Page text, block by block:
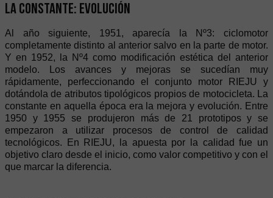
La constante: evolución
Al año siguiente, 1951, aparecía la Nº3: ciclomotor
completamente distinto al anterior salvo en la parte de motor.
Y en 1952, la Nº4 como modificación estética del anterior
modelo. Los avances y mejoras se sucedían muy
rápidamente, perfeccionando el conjunto motor RIEJU y
dotándola de atributos tipológicos propios de motocicleta. La
constante en aquella época era la mejora y evolución. Entre
1950 y 1955 se produjeron más de 21 prototipos y se
empezaron a utilizar procesos de control de calidad
tecnológicos. En RIEJU, la apuesta por la calidad fue un
objetivo claro desde el inicio, como valor competitivo y con el
que marcar la diferencia.